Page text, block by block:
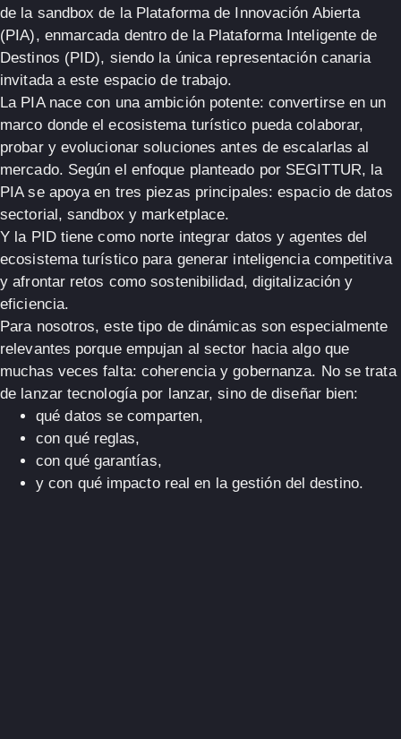
de la sandbox de la Plataforma de Innovación Abierta
(PIA), enmarcada dentro de la Plataforma Inteligente de
Destinos (PID), siendo la única representación canaria
invitadaa este espacio de trabajo.
La PIA nace con una ambición potente: convertirse en un
marco donde el ecosistema turístico puedacolaborar,
probar y evolucionar soluciones antes de escalarlas al
mercado. Según el enfoque planteado por SEGITTUR, la
PIA se apoya en tres piezas principales:espacio de datos
sectorial, sandbox y marketplace.
Y la PID tiene como norte integrar datos y agentes del
ecosistema turístico para generar inteligencia competitiva
y afrontar retos como sostenibilidad, digitalización y
eficiencia.
Para nosotros, este tipo de dinámicas son especialmente
relevantes porque empujan al sector hacia algo que
muchas veces falta:coherencia y gobernanza. No se trata
de lanzar tecnología por lanzar, sino de diseñar bien:
qué datos se comparten,
con qué reglas,
con qué garantías,
y con qué impacto real en la gestión del destino.